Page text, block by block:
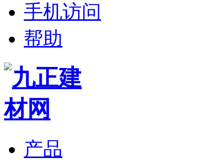
手机访问
帮助
产品